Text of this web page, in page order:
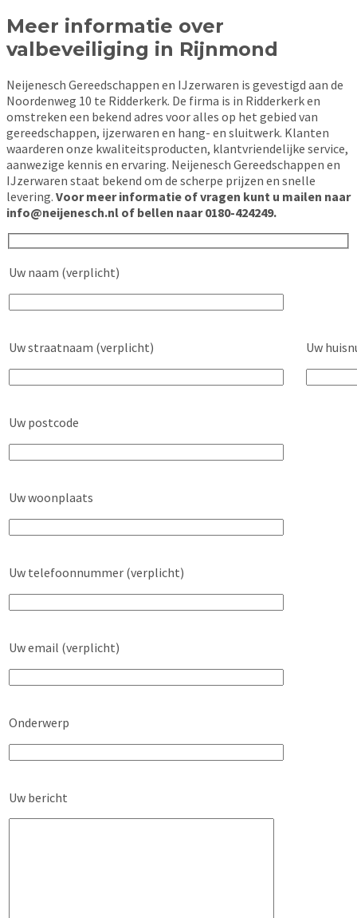
Meer informatie over
valbeveiliging in Rijnmond
Neijenesch Gereedschappen en IJzerwaren is gevestigd aan de
Noordenweg 10 te Ridderkerk. De firma is in Ridderkerk en
omstreken een bekend adres voor alles op het gebied van
gereedschappen, ijzerwaren en hang- en sluitwerk. Klanten
waarderen onze kwaliteitsproducten, klantvriendelijke service,
aanwezige kennis en ervaring. Neijenesch Gereedschappen en
IJzerwaren staat bekend om de scherpe prijzen en snelle
levering. Voor meer informatie of vragen kunt u mailen naar
info@neijenesch.nl of bellen naar 0180-424249.
Uw naam (verplicht)
Uw straatnaam (verplicht) Uw
Uw postcode
Uw woonplaats
Uw telefoonnummer (verplicht)
Uw email (verplicht)
Onderwerp
Uw bericht